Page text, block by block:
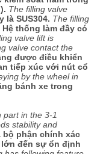
The filling valve
là SUS304. The filling
Hệ thống làm đầy có
valve lift is
valve contact the
được điều khiển
tiếp xúc với nút cổ
by the wheel in
bánh xe trong
part in the 3-1
stability and
bộ phận chính xác
đến sự ổn định